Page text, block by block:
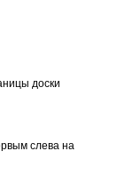
доски
слева на